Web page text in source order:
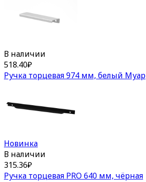
В наличии
518.40₽
Ручка торцевая 974 мм, белый Муар
Новинка
В наличии
315.36₽
Ручка торцевая PRO 640 мм, чёрная